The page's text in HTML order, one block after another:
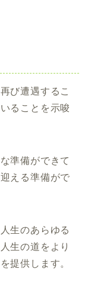
び遭遇するこ
ることを示唆
準備ができて
える準備がで
生のあらゆる
生の道をより
提供します。